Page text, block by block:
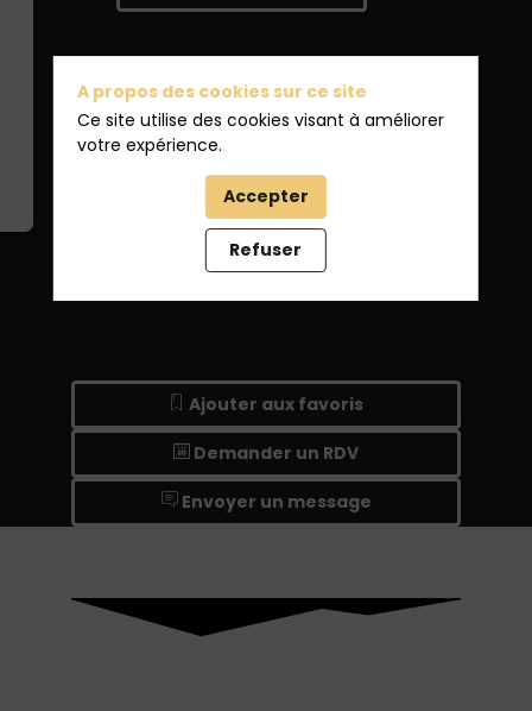
Ajouter aux favoris
Demander un RDV
Envoyer un message
A propos des cookies sur ce site
Ce site utilise des cookies visant à améliorer
votre expérience.
Accepter
Refuser